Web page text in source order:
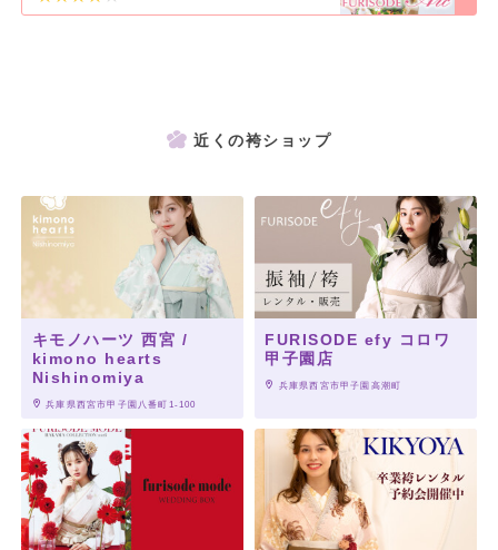
近くの袴ショップ
キモノハーツ 西宮 /
kimono hearts
Nishinomiya
兵庫県西宮市甲子園八番町1-100
FURISODE efy コロワ
甲子園店
兵庫県西宮市甲子園高潮町